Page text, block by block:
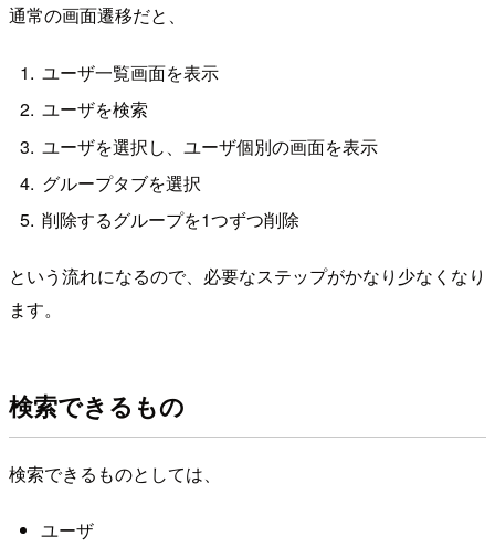
通常の画面遷移だと、
ユーザ一覧画面を表示
ユーザを検索
ユーザを選択し、ユーザ個別の画面を表示
グループタブを選択
削除するグループを1つずつ削除
という流れになるので、必要なステップがかなり少なくなり
ます。
検索できるもの
検索できるものとしては、
ユーザ